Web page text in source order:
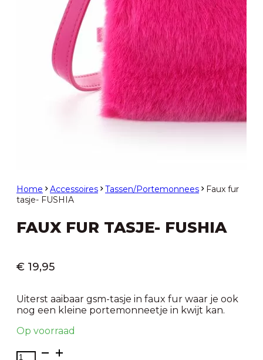
Home Accessoires Tassen/Portemonnees
Faux fur
tasje- FUSHIA
FAUX FUR TASJE- FUSHIA
€ 19,95
Uiterst aaibaar gsm-tasje in faux fur waar je ook
nog een kleine portemonneetje in kwijt kan.
Op voorraad
Faux